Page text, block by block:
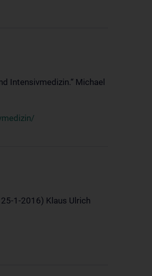
Intensivmedizin.“ Michael
1-2016) Klaus Ulrich